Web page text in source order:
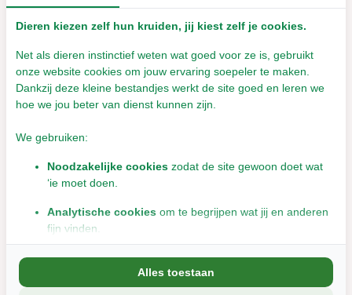
Overige categorieën in Diersoort
Dieren kiezen zelf hun kruiden, jij kiest zelf je cookies.
Net als dieren instinctief weten wat goed voor ze is, gebruikt
onze website cookies om jouw ervaring soepeler te maken.
Dankzij deze kleine bestandjes werkt de site goed en leren we
hoe we jou beter van dienst kunnen zijn.
We gebruiken:
Noodzakelijke cookies zodat de site gewoon doet wat
‘ie moet doen.
Analytische cookies om te begrijpen wat jij en anderen
fijn vinden.
Marketingcookiesom jou relevante informatie en
aanbiedingen te tonen.Alles toestaan